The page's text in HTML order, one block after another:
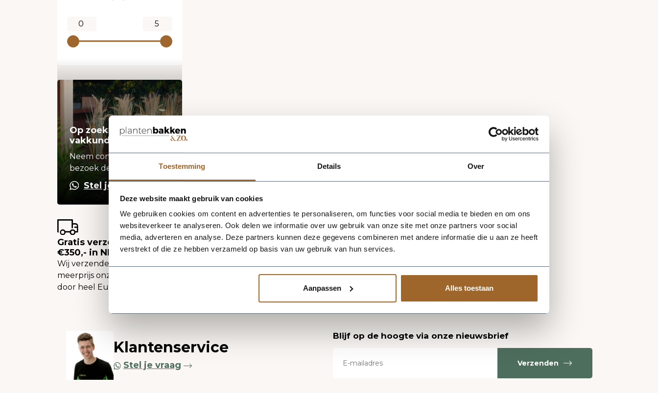
Toestemming Details Over
Deze website maakt gebruik van cookies
We gebruiken cookies om content en advertenties te personaliseren, om functies voor social media te bieden en om ons
websiteverkeer te analyseren. Ook delen we informatie over uw gebruik van onze site met onze partners voor social
media, adverteren en analyse. Deze partners kunnen deze gegevens combineren met andere informatie die u aan ze heeft
verstrekt of die ze hebben verzameld op basis van uw gebruik van hun services.
Aanpassen Alles toestaan
Op zoek naar een
vakkundige hulp?
Neem contact op of
bezoek de showroom!
Stel je vraag
Gratis verzending vanaf
€350,- in NL
Wij verzenden tegen een
meerprijs onze plantenbakken
door heel Europa.
Klantenservice
Stel je vraag
Blijf op de hoogte via onze nieuwsbrief
Verzenden